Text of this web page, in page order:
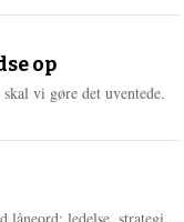
e
r
e
op
vi gøre det uventede.